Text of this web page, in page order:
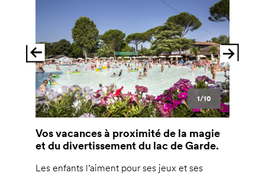
1/10
Vos vacances à proximité de la magie
et du divertissement du lac de Garde.
Les enfants l’aiment pour ses jeux et ses